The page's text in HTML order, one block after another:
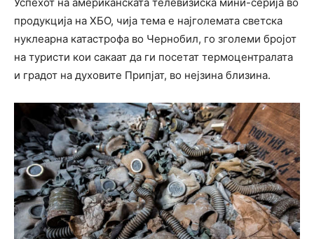
продукција на ХБО, чија тема е најголемата светска
нуклеарна катастрофа во Чернобил, го зголеми бројот
на туристи кои сакаат да ги посетат термоцентралата
и градот на духовите Припјат, во нејзина близина.